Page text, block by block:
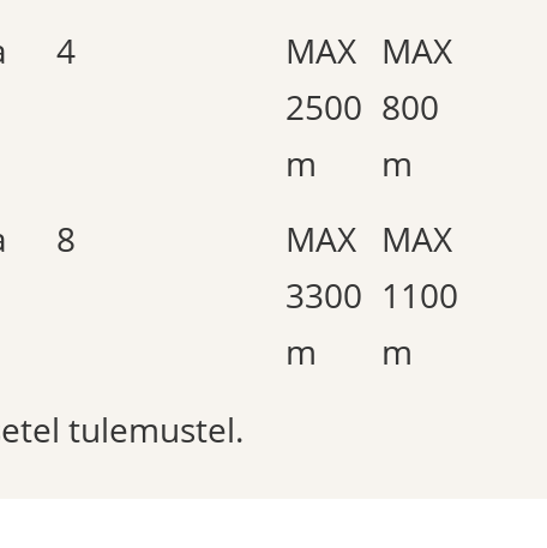
4
MAX
2500
m
MAX
800
m
8
MAX
3300
m
MAX
1100
m
tulemustel.